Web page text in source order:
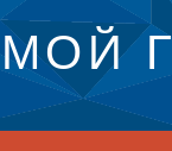
МОЙ